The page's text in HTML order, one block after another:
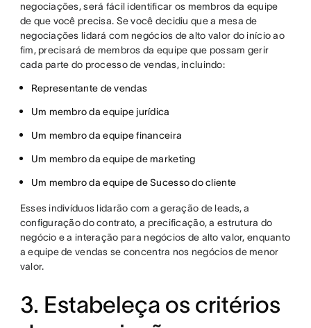
negociações, será fácil identificar os membros da equipe
de que você precisa. Se você decidiu que a mesa de
negociações lidará com negócios de alto valor do início ao
fim, precisará de membros da equipe que possam gerir
cada parte do processo de vendas, incluindo:
Representante de vendas
Um membro da equipe jurídica
Um membro da equipe financeira
Um membro da equipe de marketing
Um membro da equipe de Sucesso do cliente
Esses indivíduos lidarão com a geração de leads, a
configuração do contrato, a precificação, a estrutura do
negócio e a interação para negócios de alto valor, enquanto
a equipe de vendas se concentra nos negócios de menor
valor.
3. Estabeleça os critérios